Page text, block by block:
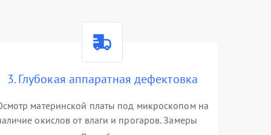
3000 ₽ Подробнее →
3. Глубокая аппаратная дефектовка
материнской платы под микроскопом на
окислов от влаги и прогаров. Замеры